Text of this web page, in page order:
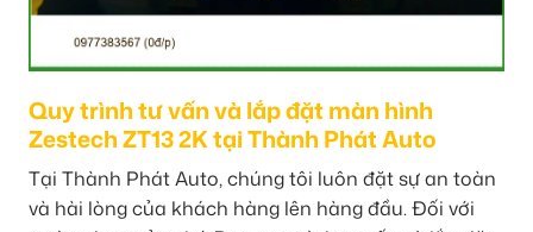
Quy trình tư vấn và lắp đặt màn hình
Zestech ZT13 2K tại Thành Phát Auto
Tại Thành Phát Auto, chúng tôi luôn đặt sự an toàn
và hài lòng của khách hàng lên hàng đầu. Đối với